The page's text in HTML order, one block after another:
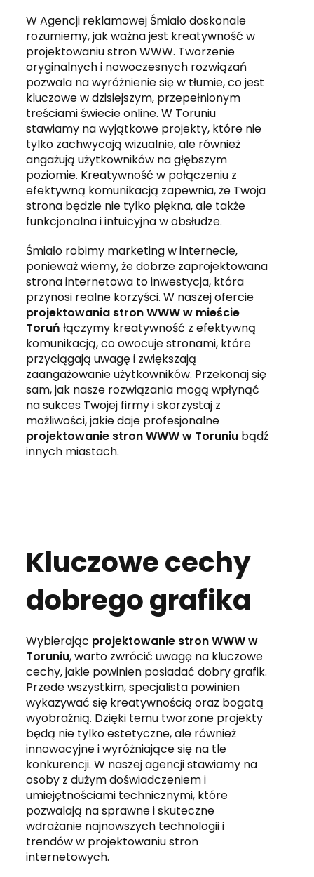
W Agencji reklamowej Śmiało doskonale
rozumiemy, jak ważna jest kreatywność w
projektowaniu stron WWW. Tworzenie
oryginalnych i nowoczesnych rozwiązań
pozwala na wyróżnienie się w tłumie, co jest
kluczowe w dzisiejszym, przepełnionym
treściami świecie online. W Toruniu
stawiamy na wyjątkowe projekty, które nie
tylko zachwycają wizualnie, ale również
angażują użytkowników na głębszym
poziomie. Kreatywność w połączeniu z
efektywną komunikacją zapewnia, że Twoja
strona będzie nie tylko piękna, ale także
funkcjonalna i intuicyjna w obsłudze.
Śmiało robimy marketing w internecie,
ponieważ wiemy, że dobrze zaprojektowana
strona internetowa to inwestycja, która
przynosi realne korzyści. W naszej ofercie
projektowania stron WWW w mieście
Toruń łączymy kreatywność z efektywną
komunikacją, co owocuje stronami, które
przyciągają uwagę i zwiększają
zaangażowanie użytkowników. Przekonaj się
sam, jak nasze rozwiązania mogą wpłynąć
na sukces Twojej firmy i skorzystaj z
możliwości, jakie daje profesjonalne
projektowanie stron WWW w Toruniu bądź
innych miastach.
Kluczowe cechy
dobrego grafika
Wybierając projektowanie stron WWW w
Toruniu, warto zwrócić uwagę na kluczowe
cechy, jakie powinien posiadać dobry grafik.
Przede wszystkim, specjalista powinien
wykazywać się kreatywnością oraz bogatą
wyobraźnią. Dzięki temu tworzone projekty
będą nie tylko estetyczne, ale również
innowacyjne i wyróżniające się na tle
konkurencji. W naszej agencji stawiamy na
osoby z dużym doświadczeniem i
umiejętnościami technicznymi, które
pozwalają na sprawne i skuteczne
wdrażanie najnowszych technologii i
trendów w projektowaniu stron
internetowych.